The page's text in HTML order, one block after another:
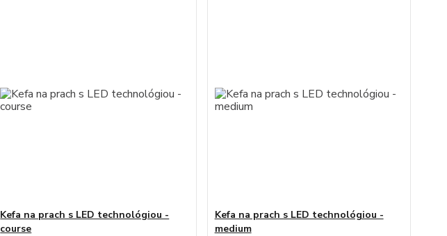
Kefa na prach s LED technológiou -
course
Kefa na prach s LED technológiou -
medium